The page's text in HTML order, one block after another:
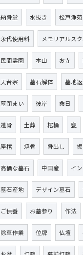
納骨堂 水抜き 松戸浄苑
永代使用料 メモリアルス
民間霊園 本山 お寺
天台宗 墓石解体 墓地
墓閉まい 彼岸 命日
遺骨 土葬 棺桶 甕
座棺 焼骨 骨出し
高価な墓石 中国産 イ
墓石産地 デザイン墓石
ご供養 お墓参り 作法
除草作業 位牌 仏壇